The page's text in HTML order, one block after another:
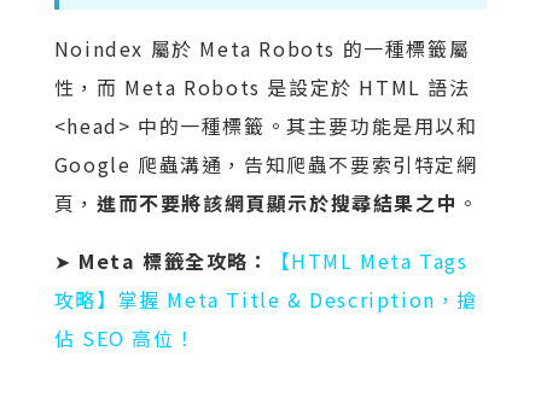
Noindex 屬於 Meta Robots 的一種標籤屬
性，而 Meta Robots 是設定於 HTML 語法
<head> 中的一種標籤。其主要功能是用以和
Google 爬蟲溝通，告知爬蟲不要索引特定網
頁， 進而不要將該網頁顯示於搜尋結果之中 。
➤ Meta 標籤全攻略：
【HTML Meta Tags
攻略】掌握 Meta Title & Description，搶
佔 SEO 高位！